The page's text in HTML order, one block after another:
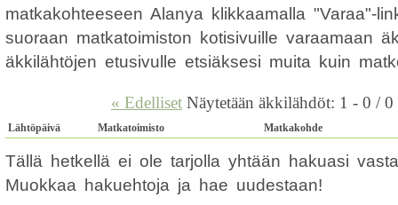
matkakohteeseen Alanya klikkaamalla "Varaa"-
suoraan matkatoimiston kotisivuille varaamaan
äkkilähtöjen etusivulle etsiäksesi muita kuin
« Edelliset Näytetään äkkilähdöt: 1 - 0 / 0
Lähtöpäivä Matkatoimisto Matkakohde
Tällä hetkellä ei ole tarjolla yhtään hakuasi
Muokkaa hakuehtoja ja hae uudestaan!